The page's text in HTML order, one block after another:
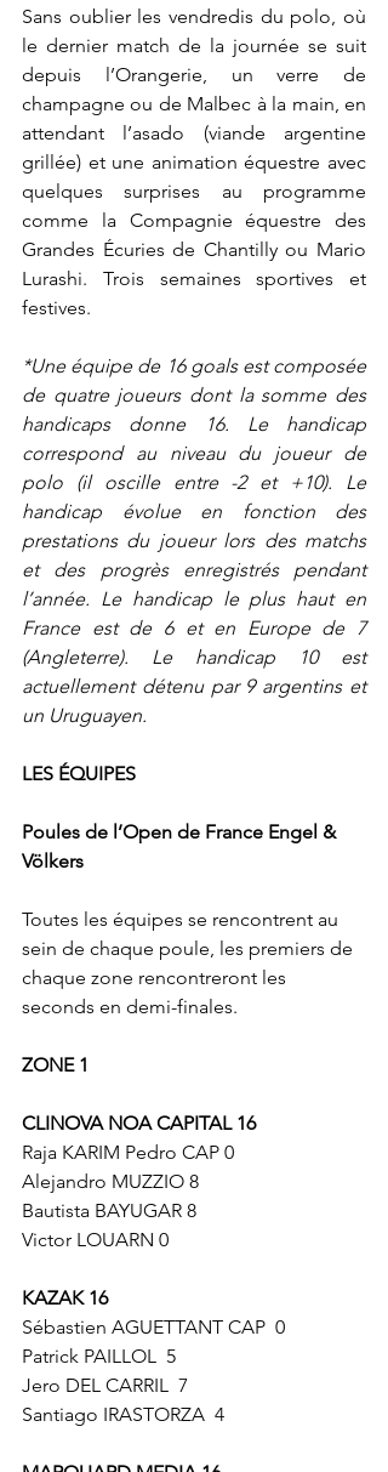
Sans oublier les vendredis du polo, où
le dernier match de la journée se suit
depuis l’Orangerie, un verre de
champagne ou de Malbec à la main, en
attendant l’asado (viande argentine
grillée) et une animation équestre avec
quelques surprises au programme
comme la Compagnie équestre des
Grandes Écuries de Chantilly ou Mario
Lurashi. Trois semaines sportives et
festives.
*Une équipe de 16 goals est composée
de quatre joueurs dont la somme des
handicaps donne 16. Le handicap
correspond au niveau du joueur de
polo (il oscille entre -2 et +10). Le
handicap évolue en fonction des
prestations du joueur lors des matchs
et des progrès enregistrés pendant
l’année. Le handicap le plus haut en
France est de 6 et en Europe de 7
(Angleterre). Le handicap 10 est
actuellement détenu par 9 argentins et
un Uruguayen.
LES ÉQUIPES
Poules de l’Open de France Engel &
Völkers
Toutes les équipes se rencontrent au
sein de chaque poule, les premiers de
chaque zone rencontreront les
seconds en demi-finales.
ZONE 1
CLINOVA NOA CAPITAL 16
Raja KARIM Pedro CAP 0
Alejandro MUZZIO 8
Bautista BAYUGAR 8
Victor LOUARN 0
KAZAK 16
Sébastien AGUETTANT CAP  0
Patrick PAILLOL  5
Jero DEL CARRIL  7
Santiago IRASTORZA  4